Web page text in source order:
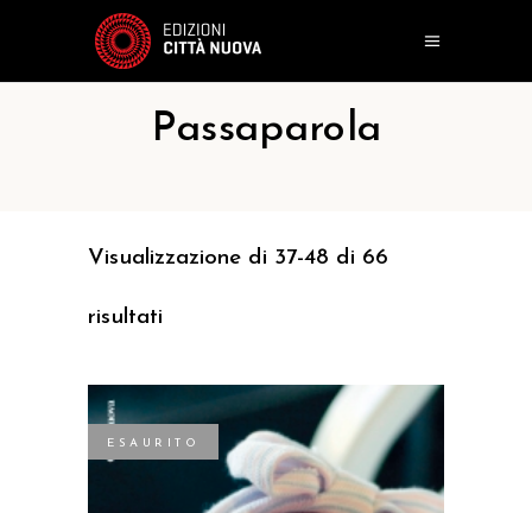
Passaparola
Visualizzazione di 37-48 di 66
risultati
ESAURITO